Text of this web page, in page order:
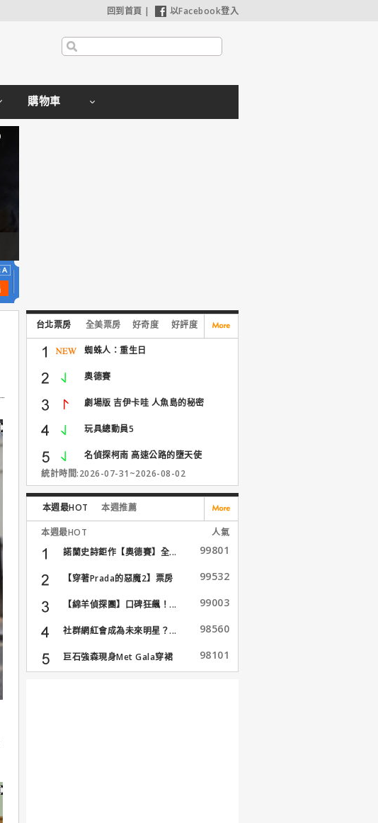
回到首頁 | 以Facebook登入
購物車
台北票房 全美票房 好奇度 好評度
蜘蛛人：重生日
奧德賽
劇場版 吉伊卡哇 人魚島的秘密
玩具總動員5
名偵探柯南 高速公路的墮天使
統計時間:2026-07-31~2026-08-02
本週最HOT 本週推薦
本週最HOT
人氣
諾蘭史詩鉅作【奧德賽】全...
99801
【穿著Prada的惡魔2】票房
99532
【綿羊偵探團】口碑狂飆！... 99003
社群網紅會成為未來明星？... 98560
巨石強森現身Met Gala穿裙
子...
98101